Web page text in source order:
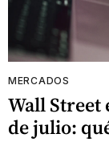
MERCADOS
Wall Street
de julio: